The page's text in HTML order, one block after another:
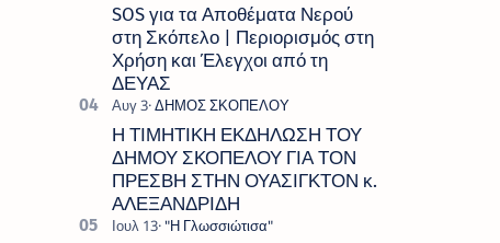
SOS για τα Αποθέματα Νερού
στη Σκόπελο | Περιορισμός στη
Χρήση και Έλεγχοι από τη
ΔΕΥΑΣ
Η ΤΙΜΗΤΙΚΗ ΕΚΔΗΛΩΣΗ ΤΟΥ
ΔΗΜΟΥ ΣΚΟΠΕΛΟΥ ΓΙΑ ΤΟΝ
ΠΡΕΣΒΗ ΣΤΗΝ ΟΥΑΣΙΓΚΤΟΝ κ.
ΑΛΕΞΑΝΔΡΙΔΗ